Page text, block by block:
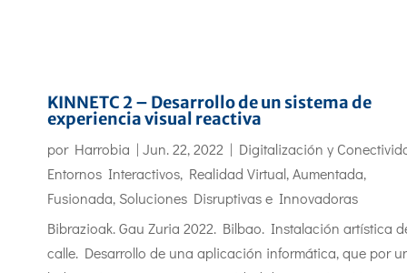
KINNETC 2 – Desarrollo de un sistema de
experiencia visual reactiva
por Harrobia | Jun. 22, 2022 | Digitalización y
Entornos Interactivos, Realidad Virtual, Aumentada,
Fusionada, Soluciones Disruptivas e Innovadoras
Bibrazioak. Gau Zuria 2022. Bilbao. Instalación artística
calle. Desarrollo de una aplicación informática, que por